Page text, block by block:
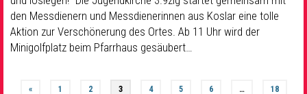
den Messdienern und Messdienerinnen aus Koslar eine tolle
Aktion zur Verschönerung des Ortes. Ab 11 Uhr wird der
Minigolfplatz beim Pfarrhaus gesäubert…
« 1 2 3 4 5 6 … 18